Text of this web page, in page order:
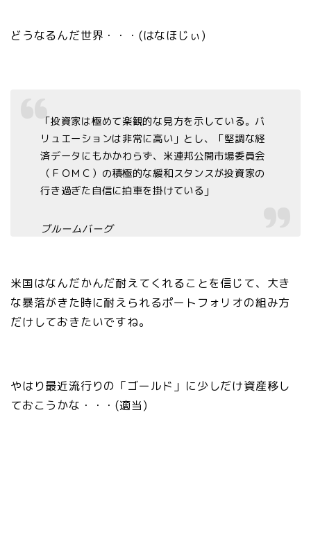
どうなるんだ世界・・・(はなほじぃ)
「投資家は極めて楽観的な見方を示している。バ
リュエーションは非常に高い」とし、「堅調な経
済データにもかかわらず、米連邦公開市場委員会
（ＦＯＭＣ）の積極的な緩和スタンスが投資家の
行き過ぎた自信に拍車を掛けている」
ブルームバーグ
米国はなんだかんだ耐えてくれることを信じて、大き
な暴落がきた時に耐えられるポートフォリオの組み方
だけしておきたいですね。
やはり最近流行りの「ゴールド」に少しだけ資産移し
ておこうかな・・・(適当)